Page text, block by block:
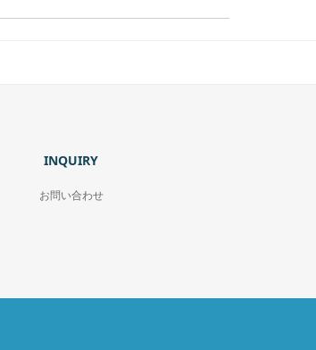
INQUIRY
お問い合わせ